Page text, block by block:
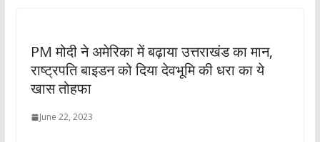
PM मोदी ने अमेरिका में बढ़ाया उत्तराखंड का मान,
राष्ट्रपति बाइडन को दिया देवभूमि की धरा का ये
खास तोहफा
June 22, 2023